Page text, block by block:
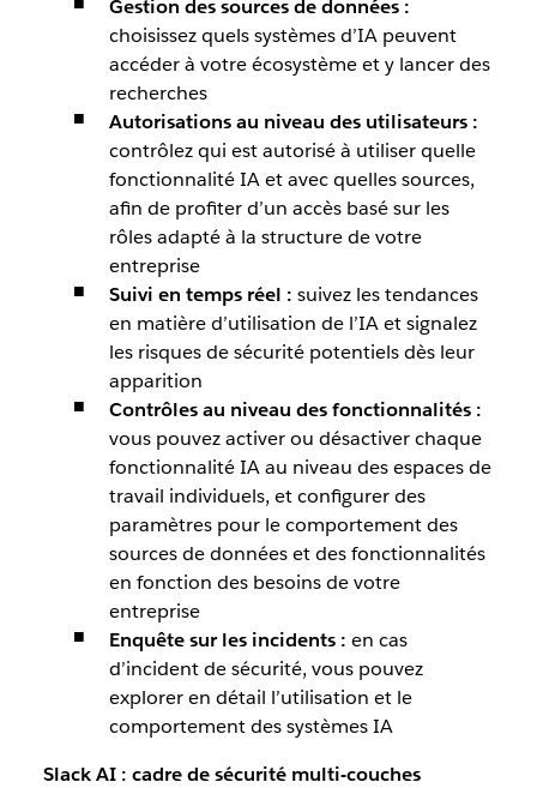
Gestion des sources de données :
choisissez quels systèmes d’IA peuvent
accéder à votre écosystème et y lancer des
recherches
Autorisations au niveau des utilisateurs :
contrôlez qui est autorisé à utiliser quelle
fonctionnalité IA et avec quelles sources,
afin de profiter d’un accès basé sur les
rôles adapté à la structure de votre
entreprise
Suivi en temps réel : suivez les tendances
en matière d’utilisation de l’IA et signalez
les risques de sécurité potentiels dès leur
apparition
Contrôles au niveau des fonctionnalités :
vous pouvez activer ou désactiver chaque
fonctionnalité IA au niveau des espaces de
travail individuels, et configurer des
paramètres pour le comportement des
sources de données et des fonctionnalités
en fonction des besoins de votre
entreprise
Enquête sur les incidents : en cas
d’incident de sécurité, vous pouvez
explorer en détail l’utilisation et le
comportement des systèmes IA
Slack AI : cadre de sécurité multi-couches